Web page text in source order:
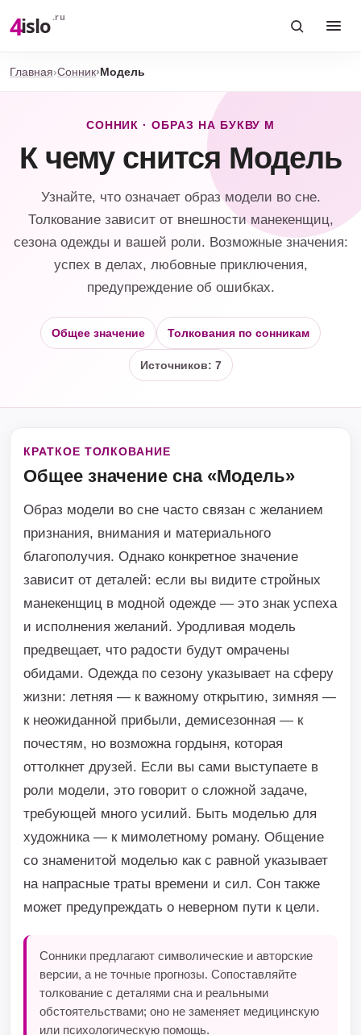
4islo .ru
Главная Сонник Модель
СОННИК · ОБРАЗ НА БУКВУ М
К чему снится Модель
Узнайте, что означает образ модели во сне.
Толкование зависит от внешности манекенщиц,
сезона одежды и вашей роли. Возможные значения:
успех в делах, любовные приключения,
предупреждение об ошибках.
Общее значение Толкования по сонникам
Источников: 7
КРАТКОЕ ТОЛКОВАНИЕ
Общее значение сна «Модель»
Образ модели во сне часто связан с желанием
признания, внимания и материального
благополучия. Однако конкретное значение
зависит от деталей: если вы видите стройных
манекенщиц в модной одежде — это знак успеха
и исполнения желаний. Уродливая модель
предвещает, что радости будут омрачены
обидами. Одежда по сезону указывает на сферу
жизни: летняя — к важному открытию, зимняя —
к неожиданной прибыли, демисезонная — к
почестям, но возможна гордыня, которая
оттолкнет друзей. Если вы сами выступаете в
роли модели, это говорит о сложной задаче,
требующей много усилий. Быть моделью для
художника — к мимолетному роману. Общение
со знаменитой моделью как с равной указывает
на напрасные траты времени и сил. Сон также
может предупреждать о неверном пути к цели.
Сонники предлагают символические и авторские
версии, а не точные прогнозы. Сопоставляйте
толкование с деталями сна и реальными
обстоятельствами; оно не заменяет медицинскую
или психологическую помощь.